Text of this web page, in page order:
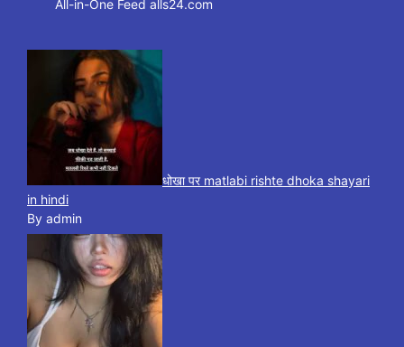
All-in-One Feed alls24.com
धोखा पर matlabi rishte dhoka shayari
in hindi
By admin